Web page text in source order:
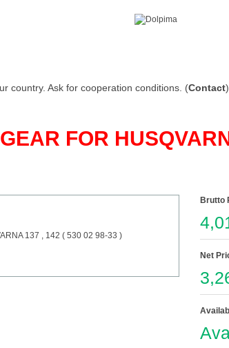
country. Ask for cooperation conditions. (Contact)
FOR
Brutto
Net